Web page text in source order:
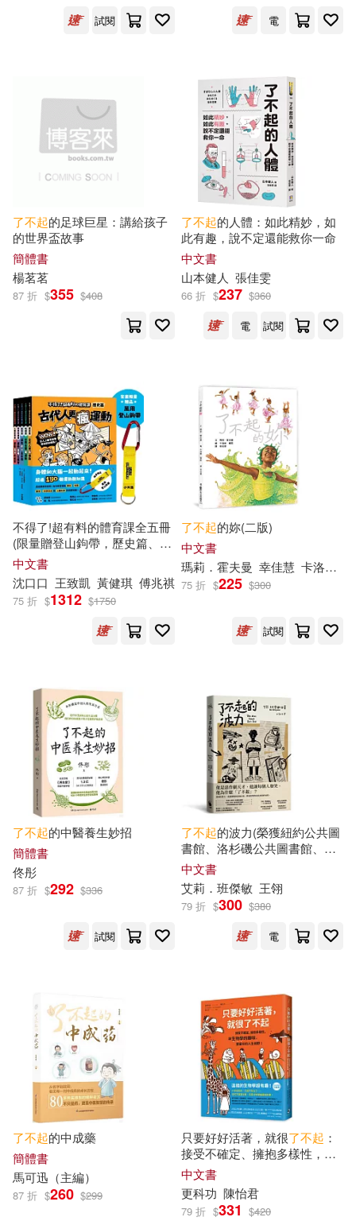
（日）多湖輝(2)
（美國）弗·司各特·菲茨傑拉德(2)
（美）F.S.菲茲傑拉德(2)
（美）F·S.菲茨傑拉德(2)
（美）弗·司各特·菲茨傑拉德(2)
（英）ANNA TREWIN（編）(2)
（英）ANNE COLLINS（編）(2)
（英）JANE ROLLASON（編）(2)
（英）潘妮·克拉克(2)
（英）馬克·斯珀林，（法）塞巴斯
蒂安·布朗(2)
(加)邁克爾·韋德(1)
(奧)托馬斯‧布熱齊納(1)
(德)毛雷爾(1)
(日)益田米莉(1)
(日)阪本光司(1)
(春秋)老子(1)
(美) 弗朗西斯·斯科特·菲茨傑拉德著
(美) 維多利亞·滕特勒-克雷洛夫(1)
(美)勞奇(1)
(美)莫茲傑拉德(1)
(美)菲茲傑拉德(1)
浙江教育出版社(4)
湖南少年兒童出版社(4)
花山文藝出版社(4)
華東理工大學出版社(4)
貴州人民出版社(4)
中國宇航出版社(3)
中國少年兒童出版社(3)
中國科學技術出版社(3)
中國紡織出版社(3)
中國華僑出版社(3)
二十一世紀出版社(3)
南京大學出版社(3)
南海出版公司(3)
吉林攝影出版社(3)
天津科技翻譯出版公司(3)
東方出版社(3)
生活‧讀書‧新知三聯書店(3)
福建少年兒童出版社(3)
華東師範大學出版社(3)
試閱
電
了不起的足球巨星：講給孩子
的世界盃故事
簡體書
楊茗茗
87 折 $355 $408
了不起的人體：如此精妙，如
此有趣，說不定還能救你一命
中文書
山本健人 張佳雯
66 折 $237 $360
電
試閱
不得了!超有料的體育課全五冊
(限量贈登山鉤帶，歷史篇、科
學科技篇、數學篇、地理篇和
人體科學篇)【身體和大腦一 起
動起來!超過150個運動的酷知
識】
中文書
沈口口 王致凱 黃健琪 傅兆祺
75 折 $1312 $1750
了不起的妳(二版)
中文書
瑪莉．霍夫曼 幸佳慧 卡洛琳．賓區Caroline Binch
75 折 $225 $300
試閱
了不起的中醫養生妙招
簡體書
佟彤
87 折 $292 $336
試閱
了不起的波力(榮獲紐約公共圖
書館、洛杉磯公共圖書館、
《柯克斯書評》、《出版人週
刊》年度最佳圖書)
中文書
艾莉．班傑敏 王翎
79 折 $300 $380
電
了不起的中成藥
簡體書
馬可迅（主編）
87 折 $260 $299
只要好好活著，就很了不起 ：
接受不確定、擁抱多樣性，讓
生物學的趣味，豐富你的人生
視野!
中文書
更科功 陳怡君
79 折 $331 $420